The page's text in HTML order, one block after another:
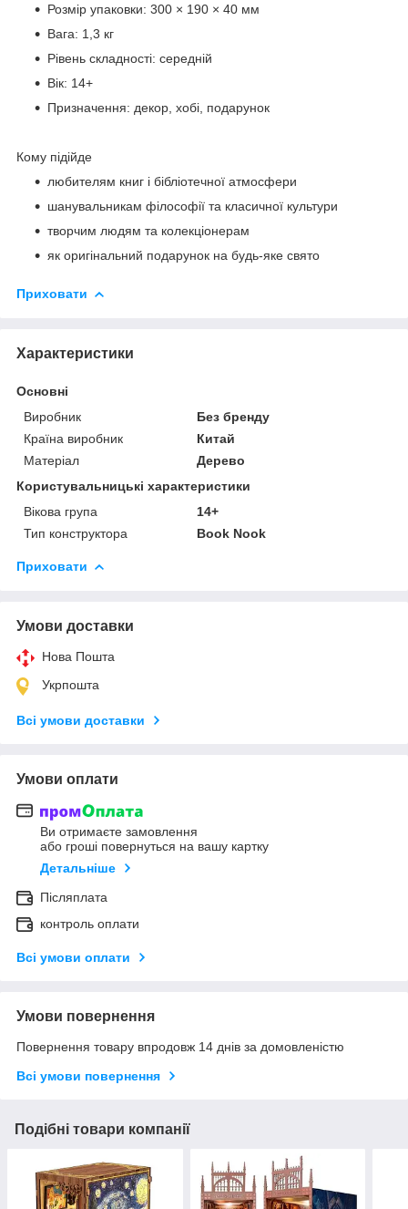
Розмір упаковки: 300 × 190 × 40 мм
Вага: 1,3 кг
Рівень складності: середній
Вік: 14+
Призначення: декор, хобі, подарунок
Кому підійде
любителям книг і бібліотечної атмосфери
шанувальникам філософії та класичної культури
творчим людям та колекціонерам
як оригінальний подарунок на будь-яке свято
Приховати
Характеристики
Основні
Виробник
Без бренду
Країна виробник
Китай
Матеріал
Дерево
Користувальницькі характеристики
Вікова група
14+
Тип конструктора
Book Nook
Приховати
Умови доставки
Нова Пошта
Укрпошта
Всі умови доставки
Умови оплати
Ви отримаєте замовлення
або гроші повернуться на вашу картку
Детальніше
Післяплата
контроль оплати
Всі умови оплати
Умови повернення
Повернення товару впродовж 14 днів за домовленістю
Всі умови повернення
Подібні товари компанії